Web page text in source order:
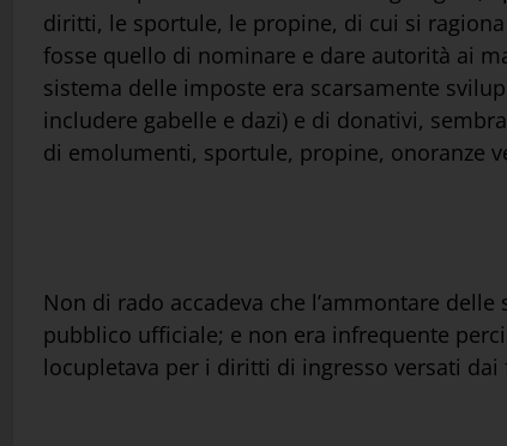
diritti, le sportule, le propine, di cui si
fosse quello di nominare e dare autorità ai
sistema delle imposte era scarsamente
includere gabelle e dazi) e di donativi,
di emolumenti, sportule, propine, onoranze
Non di rado accadeva che l’ammontare
pubblico ufficiale; e non era infrequente
locupletava per i diritti di ingresso versati dai